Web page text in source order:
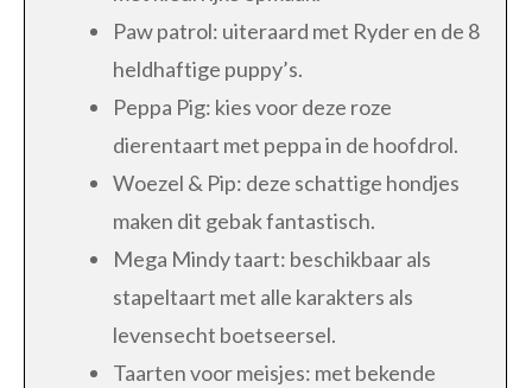
Paw patrol: uiteraard met Ryder en de 8
heldhaftige puppy’s.
Peppa Pig: kies voor deze roze
dierentaart met peppa in de hoofdrol.
Woezel & Pip: deze schattige hondjes
maken dit gebak fantastisch.
Mega Mindy taart: beschikbaar als
stapeltaart met alle karakters als
levensecht boetseersel.
Taarten voor meisjes: met bekende